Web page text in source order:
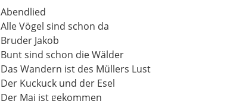
Abendlied
Alle Vögel sind schon da
Bruder Jakob
Bunt sind schon die Wälder
Das Wandern ist des Müllers Lust
Der Kuckuck und der Esel
Der Mai ist gekommen